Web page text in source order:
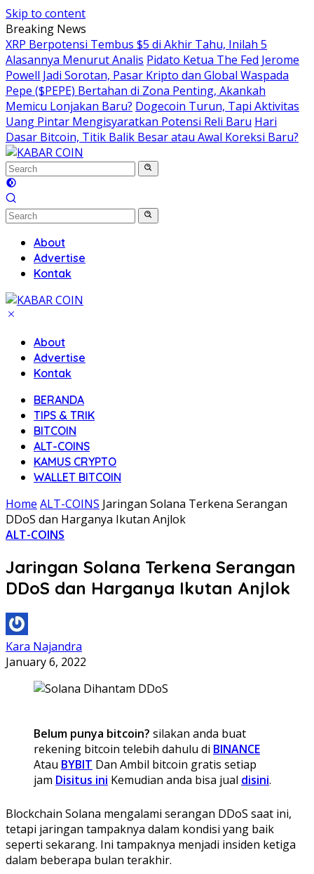
Skip to content
Breaking News
XRP Berpotensi Tembus $5 di Akhir Tahu, Inilah 5
Alasannya Menurut Analis Pidato Ketua The Fed Jerome
Powell Jadi Sorotan, Pasar Kripto dan Global Waspada
Pepe ($PEPE) Bertahan di Zona Penting, Akankah
Memicu Lonjakan Baru? Dogecoin Turun, Tapi Aktivitas
Uang Pintar Mengisyaratkan Potensi Reli Baru Hari
Dasar Bitcoin, Titik Balik Besar atau Awal Koreksi Baru?
About
Advertise
Kontak
About
Advertise
Kontak
BERANDA
TIPS & TRIK
BITCOIN
ALT-COINS
KAMUS CRYPTO
WALLET BITCOIN
Home ALT-COINS Jaringan Solana Terkena Serangan
DDoS dan Harganya Ikutan Anjlok
ALT-COINS
Jaringan Solana Terkena Serangan
DDoS dan Harganya Ikutan Anjlok
Kara Najandra
January 6, 2022
Belum punya bitcoin? silakan anda buat
rekening bitcoin telebih dahulu di BINANCE
Atau BYBIT Dan Ambil bitcoin gratis setiap
jam Disitus ini Kemudian anda bisa jual disini.
Blockchain Solana mengalami serangan DDoS saat ini,
tetapi jaringan tampaknya dalam kondisi yang baik
seperti sekarang. Ini tampaknya menjadi insiden ketiga
dalam beberapa bulan terakhir.